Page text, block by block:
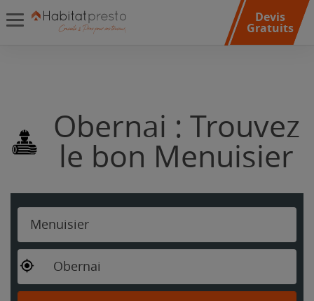
Devis
Gratuits
Obernai : Trouvez
le bon Menuisier
Menuisier
Obernai